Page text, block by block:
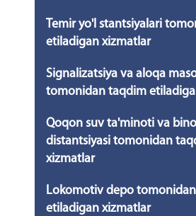
Temir yo'l stantsiyalari
etiladigan xizmatlar
Signalizatsiya va aloqa
tomonidan taqdim
Qoqon suv ta'minoti va
distantsiyasi tomonidan
xizmatlar
Lokomotiv depo
etiladigan xizmatlar